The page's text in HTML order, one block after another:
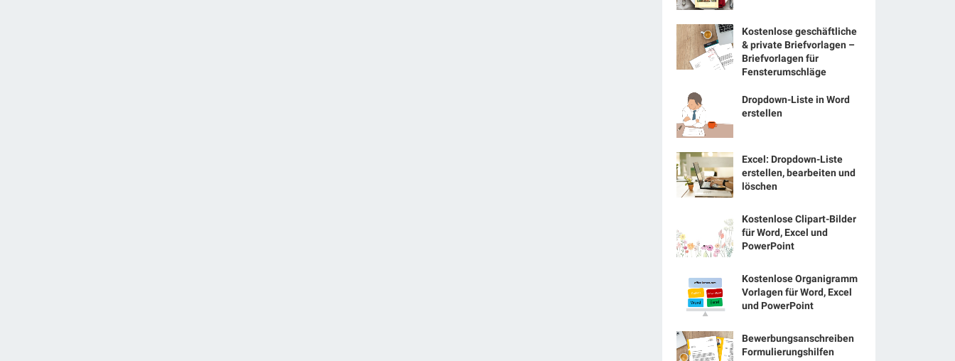
Kostenlose geschäftliche
& private Briefvorlagen –
Briefvorlagen für
Fensterumschläge
Dropdown-Liste in Word
erstellen
Excel: Dropdown-Liste
erstellen, bearbeiten und
löschen
Kostenlose Clipart-Bilder
für Word, Excel und
PowerPoint
Kostenlose Organigramm
Vorlagen für Word, Excel
und PowerPoint
Bewerbungsanschreiben
Formulierungshilfen